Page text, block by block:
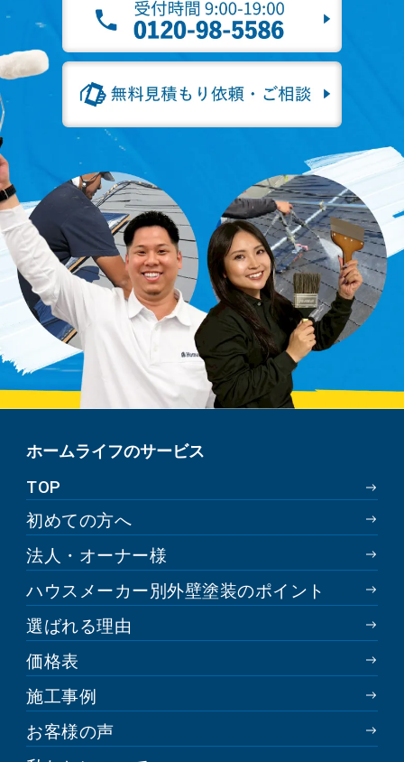
ホームライフのサービス
TOP
初めての方へ
法人・オーナー様
ハウスメーカー別外壁塗装のポイント
選ばれる理由
価格表
施工事例
お客様の声